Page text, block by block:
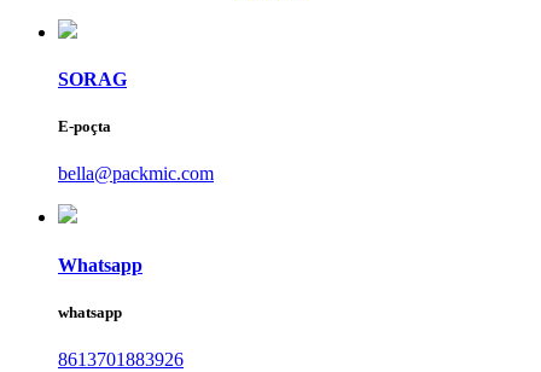
SORAG
E-poçta
bella@packmic.com
Whatsapp
whatsapp
8613701883926